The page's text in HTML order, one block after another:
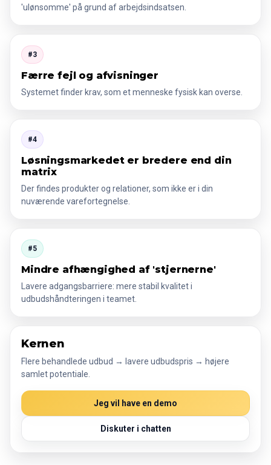
'ulønsomme' på grund af arbejdsindsatsen.
#3
Færre fejl og afvisninger
Systemet finder krav, som et menneske fysisk kan overse.
#4
Løsningsmarkedet er bredere end din
matrix
Der findes produkter og relationer, som ikke er i din
nuværende varefortegnelse.
#5
Mindre afhængighed af 'stjernerne'
Lavere adgangsbarriere: mere stabil kvalitet i
udbudshåndteringen i teamet.
Kernen
Flere behandlede udbud → lavere udbudspris → højere
samlet potentiale.
Jeg vil have en demo
Diskuter i chatten